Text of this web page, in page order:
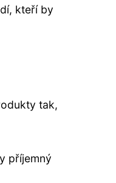
kteří by
tak,
příjemný